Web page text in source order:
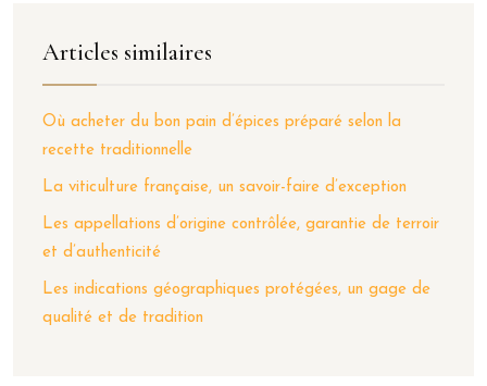
Articles similaires
Où acheter du bon pain d’épices préparé selon la
recette traditionnelle
La viticulture française, un savoir-faire d’exception
Les appellations d’origine contrôlée, garantie de terroir
et d’authenticité
Les indications géographiques protégées, un gage de
qualité et de tradition